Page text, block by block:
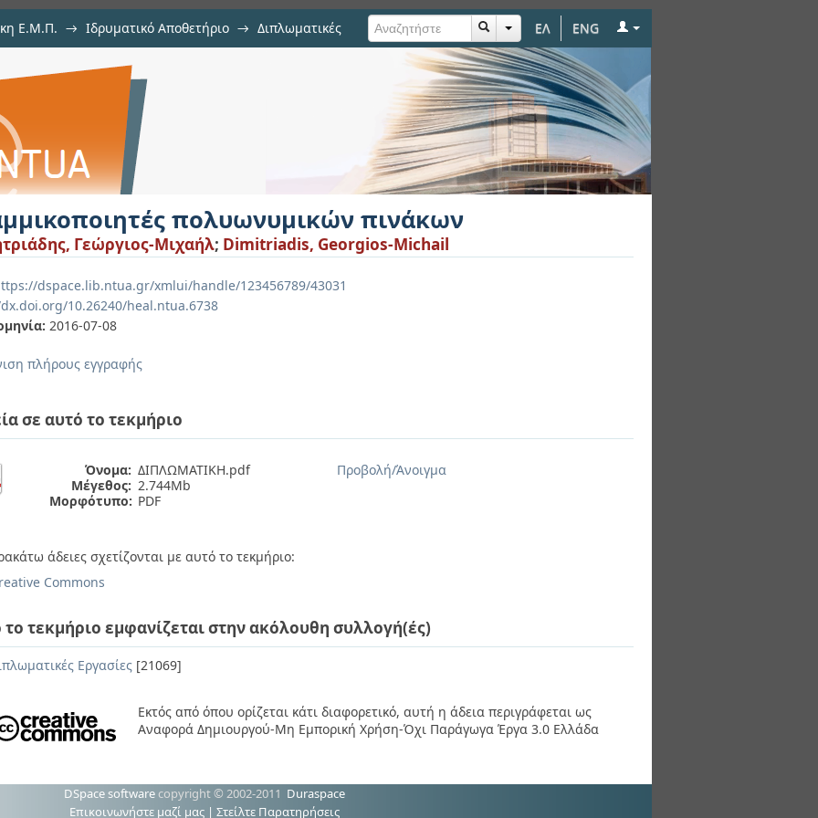
ΕΛ ENG
Ε.Μ.Π. → Ιδρυματικό Αποθετήριο → Διπλωματικές
πινάκων
πολυωνυμικών πινάκων
Γεώργιος-Μιχαήλ; Dimitriadis, Georgios-Michail
dspace.lib.ntua.gr/xmlui/handle/123456789/43031
10.26240/heal.ntua.6738
2016-07-08
πλήρους εγγραφής
σε αυτό το τεκμήριο
Όνομα: ΔΙΠΛΩΜΑΤΙΚΗ.pdf
Μέγεθος: 2.744Mb
Μορφότυπο: PDF
Προβολή/Άνοιγμα
άδειες σχετίζονται με αυτό το τεκμήριο:
Commons
το τεκμήριο εμφανίζεται στην ακόλουθη συλλογή(ές)
Εργασίες [21069]
Εκτός από όπου ορίζεται κάτι διαφορετικό, αυτή η άδεια περιγράφεται ως
Αναφορά Δημιουργού-Μη Εμπορική Χρήση-Όχι Παράγωγα Έργα 3.0 Ελλάδα
DSpace software copyright © 2002-2011 Duraspace
Επικοινωνήστε μαζί μας | Στείλτε Παρατηρήσεις